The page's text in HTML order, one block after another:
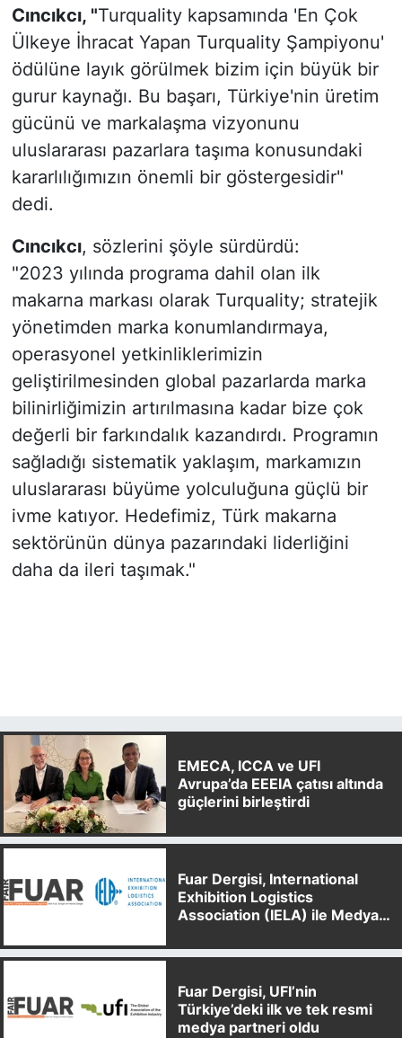
Cıncıkcı, "Turquality kapsamında 'En Çok
Ülkeye İhracat Yapan Turquality Şampiyonu'
ödülüne layık görülmek bizim için büyük bir
gurur kaynağı. Bu başarı, Türkiye'nin üretim
gücünü ve markalaşma vizyonunu
uluslararası pazarlara taşıma konusundaki
kararlılığımızın önemli bir göstergesidir"
dedi.
Cıncıkcı, sözlerini şöyle sürdürdü:
"2023 yılında programa dahil olan ilk
makarna markası olarak Turquality; stratejik
yönetimden marka konumlandırmaya,
operasyonel yetkinliklerimizin
geliştirilmesinden global pazarlarda marka
bilinirliğimizin artırılmasına kadar bize çok
değerli bir farkındalık kazandırdı. Programın
sağladığı sistematik yaklaşım, markamızın
uluslararası büyüme yolculuğuna güçlü bir
ivme katıyor. Hedefimiz, Türk makarna
sektörünün dünya pazarındaki liderliğini
daha da ileri taşımak."
EMECA, ICCA ve UFI
Avrupa’da EEEIA çatısı altında
güçlerini birleştirdi
Fuar Dergisi, International
Exhibition Logistics
Association (IELA) ile Medya
Fuar Dergisi, UFI’nin
Türkiye’deki ilk ve tek resmi
medya partneri oldu